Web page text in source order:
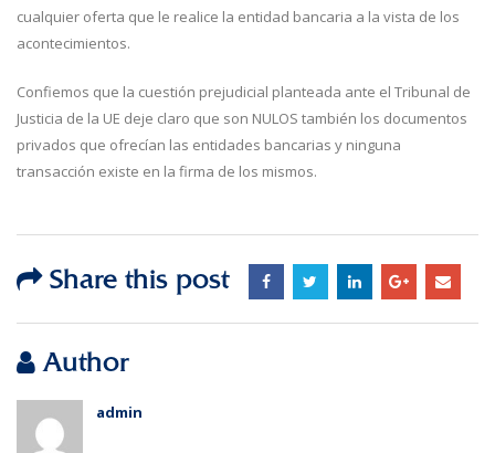
cualquier oferta que le realice la entidad bancaria a la vista de los
acontecimientos.
Confiemos que la cuestión prejudicial planteada ante el Tribunal de
Justicia de la UE deje claro que son NULOS también los documentos
privados que ofrecían las entidades bancarias y ninguna
transacción existe en la firma de los mismos.
Share this post
Author
admin